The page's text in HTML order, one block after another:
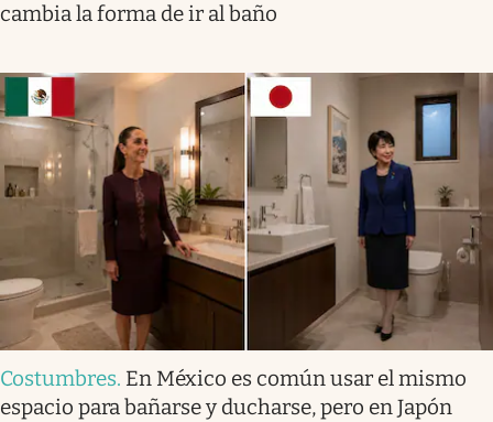
cambia la forma de ir al baño
Costumbres. En México es común usar el mismo
espacio para bañarse y ducharse, pero en Japón